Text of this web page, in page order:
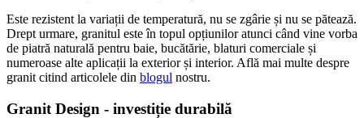
Este rezistent la variații de temperatură, nu se zgârie și nu se pătează.
Drept urmare, granitul este în topul opțiunilor atunci când vine vorba
de piatră naturală pentru baie, bucătărie, blaturi comerciale și
numeroase alte aplicații la exterior și interior. Află mai multe despre
granit citind articolele din blogul nostru.
Granit Design - investiție durabilă